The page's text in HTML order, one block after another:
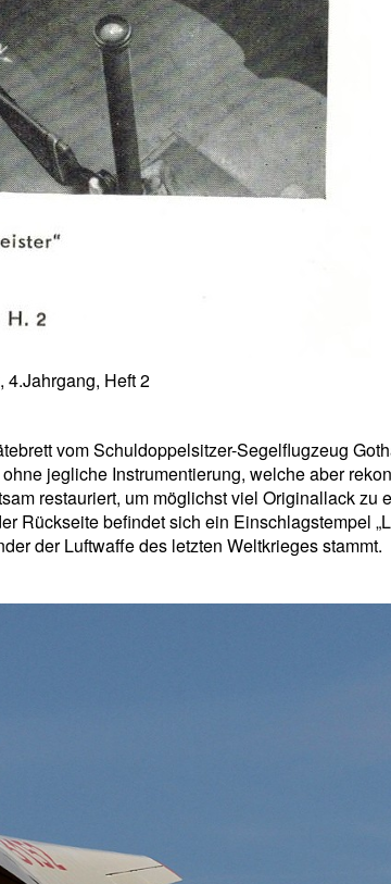
4.Jahrgang, Heft 2
vom Schuldoppelsitzer-Segelflugzeug
jegliche Instrumentierung, welche aber
restauriert, um möglichst viel Originallack zu
Rückseite befindet sich ein Einschlagstempel
der Luftwaffe des letzten Weltkrieges stammt.